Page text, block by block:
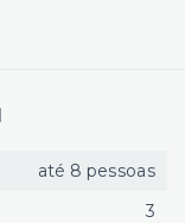
até 8 pessoas
3